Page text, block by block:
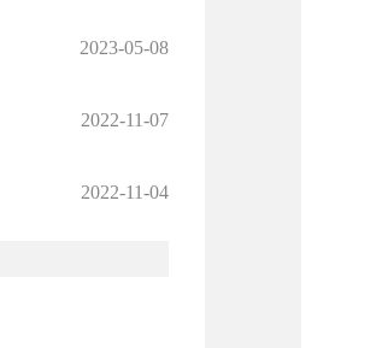
2023-05-08
2022-11-07
2022-11-04